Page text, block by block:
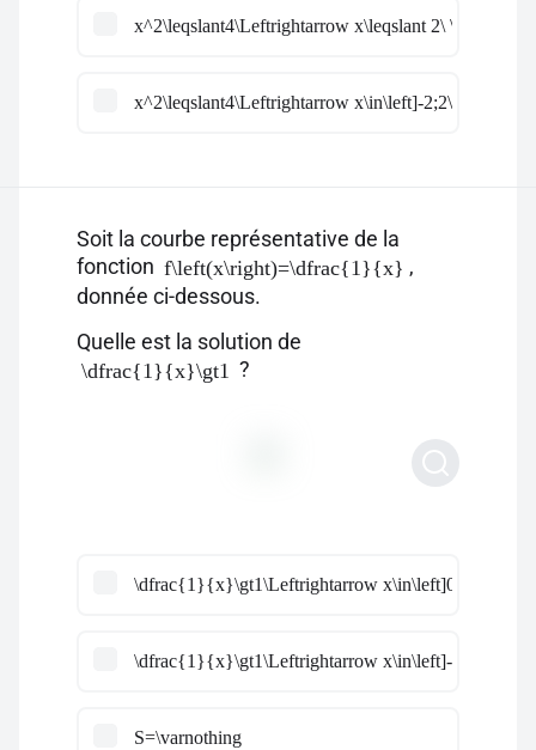
x^2\leqslant4\Leftrightarrow x\leqslant 2\ \text{ou} \
x^2\leqslant4\Leftrightarrow x\in\left]-2;2\right[
Soit la courbe représentative de la
fonction f\left(x\right)=\dfrac{1}{x} ,
donnée ci-dessous.
Quelle est la solution de
\dfrac{1}{x}\gt1 ?
\dfrac{1}{x}\gt1\Leftrightarrow x\in\left]0;1\right[
\dfrac{1}{x}\gt1\Leftrightarrow x\in\left]-
S=\varnothing